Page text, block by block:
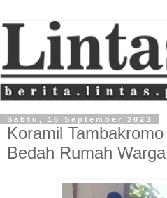
Sabtu, 16 September 2023
Koramil
Bedah Rumah